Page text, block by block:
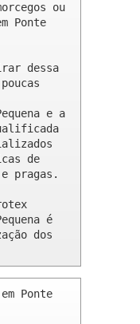
ou
Ponte
dessa
e a
de
pragas.
é
dos
Ponte